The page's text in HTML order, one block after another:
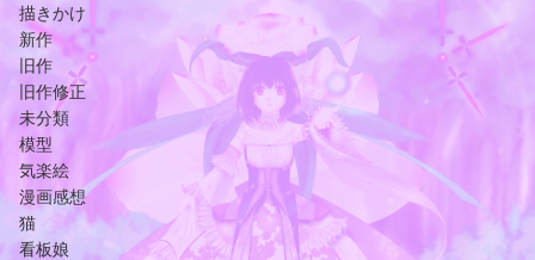
描きかけ
新作
旧作
旧作修正
未分類
模型
気楽絵
漫画感想
猫
看板娘